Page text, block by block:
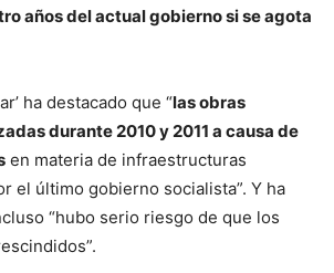
años del actual gobierno si se agota
ha destacado que “las obras
durante 2010 y 2011 a causa de
en materia de infraestructuras
el último gobierno socialista”. Y ha
“hubo serio riesgo de que los